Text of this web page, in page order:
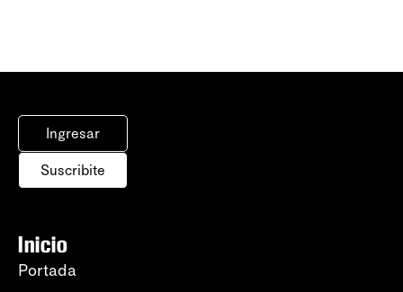
Ingresar
Suscribite
Inicio
Portada